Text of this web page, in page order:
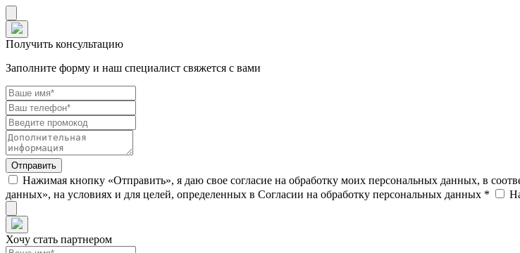
Получить консультацию
Заполните форму и наш специалист свяжется с вами
Нажимая кнопку «Отправить», я даю свое согласие на обработку моих персональных данных, в
данных», на условиях и для целей, определенных в Согласии на обработку персональных данных *
Хочу стать партнером